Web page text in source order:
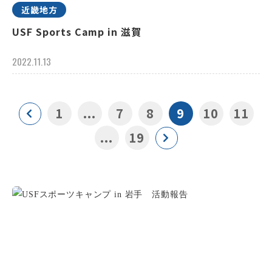
近畿地方
USF Sports Camp in 滋賀
2022.11.13
1 ... 7 8 9 10
11
...
19